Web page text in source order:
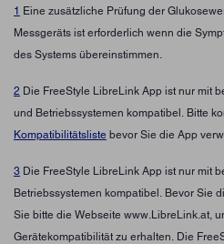
1 Eine zusätzliche Prüfung der
Messgeräts ist erforderlich wenn die
des Systems übereinstimmen.
2 Die FreeStyle LibreLink App ist nur mit
und Betriebssystemen kompatibel. Bitte
Kompatibilitätsliste bevor Sie die App
3 Die FreeStyle LibreLink App ist nur mit
Betriebssystemen kompatibel. Bevor Sie
Sie bitte die Webseite www.LibreLink.at,
Gerätekompatibilität zu erhalten. Die